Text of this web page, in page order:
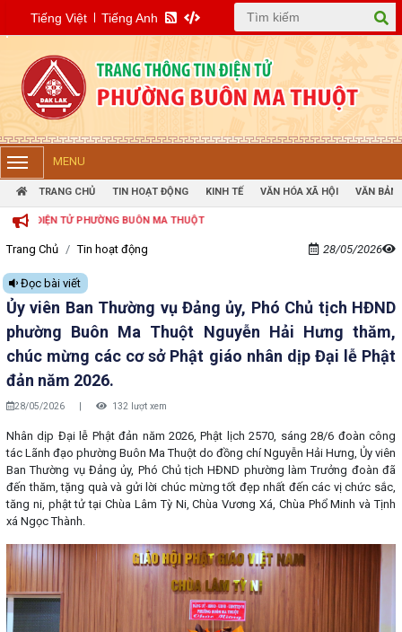
Tiếng Việt Tiếng Anh
MENU
TRANG CHỦ TIN HOẠT ĐỘNG KINH TẾ VĂN HÓA XÃ HỘI VĂN BẢN
PHƯỜNG BUÔN MA THUỘT
Trang Chủ Tin hoạt động 28/05/2026
Đọc bài viết
Ủy viên Ban Thường vụ Đảng ủy, Phó Chủ tịch HĐND
phường Buôn Ma Thuột Nguyễn Hải Hưng thăm,
chúc mừng các cơ sở Phật giáo nhân dịp Đại lễ Phật
đản năm 2026.
28/05/2026 | 132 lượt xem
Nhân dịp Đại lễ Phật đản năm 2026, Phật lịch 2570, sáng 28/6 đoàn công
tác Lãnh đạo phường Buôn Ma Thuột do đồng chí Nguyễn Hải Hưng, Ủy viên
Ban Thường vụ Đảng ủy, Phó Chủ tịch HĐND phường làm Trưởng đoàn đã
đến thăm, tặng quà và gửi lời chúc mừng tốt đẹp nhất đến các vị chức sắc,
tăng ni, phật tử tại Chùa Lâm Tỳ Ni, Chùa Vương Xá, Chùa Phổ Minh và Tịnh
xá Ngọc Thành.